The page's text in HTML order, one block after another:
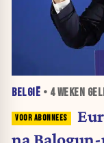
BELGIË • 4 WEKEN
na